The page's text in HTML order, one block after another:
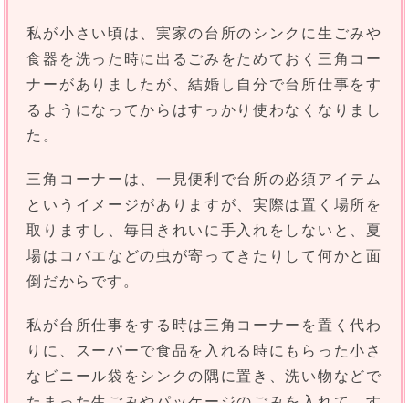
私が小さい頃は、実家の台所のシンクに生ごみや
食器を洗った時に出るごみをためておく三角コー
ナーがありましたが、結婚し自分で台所仕事をす
るようになってからはすっかり使わなくなりまし
た。
三角コーナーは、一見便利で台所の必須アイテム
というイメージがありますが、実際は置く場所を
取りますし、毎日きれいに手入れをしないと、夏
場はコバエなどの虫が寄ってきたりして何かと面
倒だからです。
私が台所仕事をする時は三角コーナーを置く代わ
りに、スーパーで食品を入れる時にもらった小さ
なビニール袋をシンクの隅に置き、洗い物などで